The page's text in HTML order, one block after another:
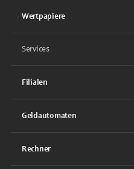
Wertpapiere
Services
Filialen
Geldautomaten
Rechner